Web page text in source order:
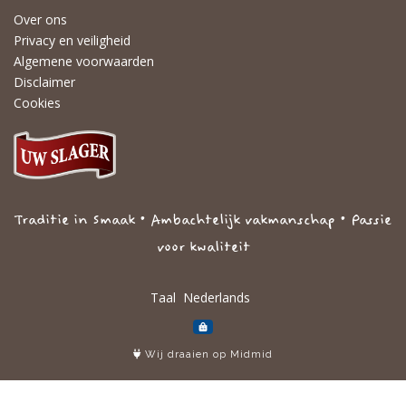
Over ons
Privacy en veiligheid
Algemene voorwaarden
Disclaimer
Cookies
Traditie in Smaak • Ambachtelijk vakmanschap • Passie
voor kwaliteit
Taal
Wij draaien op Midmid